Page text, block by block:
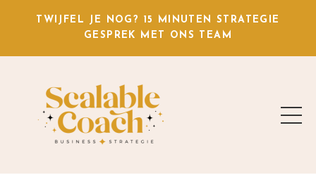
TWIJFEL JE NOG? 15 MINUTENSTRATEGIE
GESPREK MET ONS TEAM